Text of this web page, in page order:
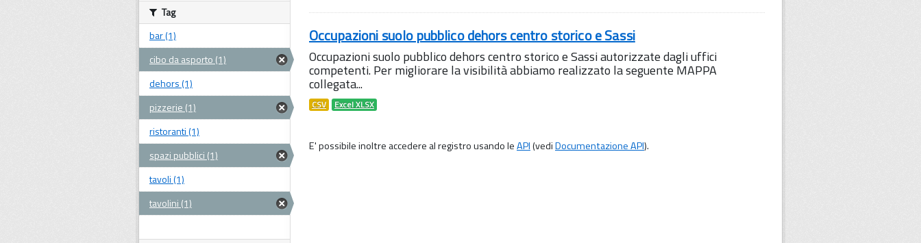
Occupazioni suolo pubblico dehors centro storico e Sassi
Occupazioni suolo pubblico dehors centro storico e Sassi autorizzate dagli uffici
competenti. Per migliorare la visibilità abbiamo realizzato la seguente MAPPA
collegata...
CSV Excel XLSX
E' possibile inoltre accedere al registro usando leAPI(vediDocumentazione API).
Tag
bar (1)
cibo da asporto (1)
dehors (1)
pizzerie (1)
ristoranti (1)
spazi pubblici (1)
tavoli (1)
tavolini (1)